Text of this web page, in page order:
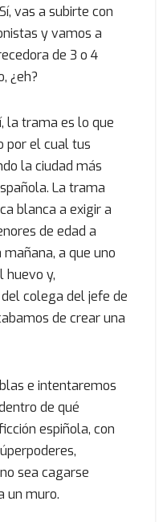
vas a subirte con
y vamos a
de 3 o 4
¿eh?
la trama es lo que
por el cual tus
la ciudad más
La trama
blanca a exigir a
de edad a
a que uno
huevo y,
colega del jefe de
de crear una
e intentaremos
de qué
espiñola, con
sea cagarse
un muro.